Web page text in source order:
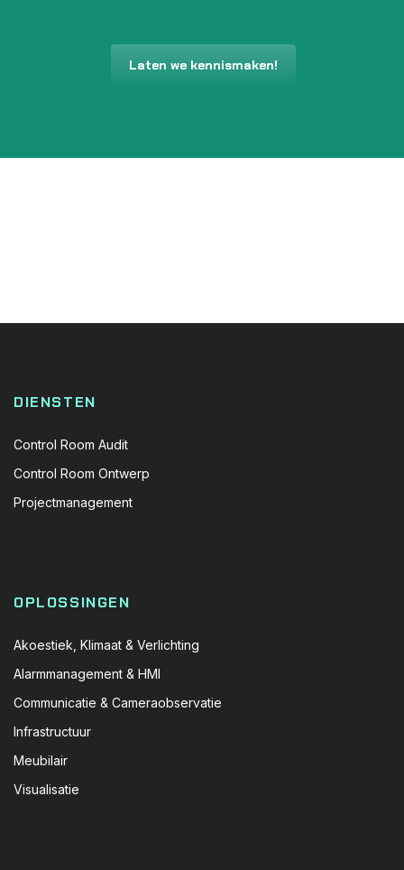
Laten we kennismaken!
DIENSTEN
Control Room Audit
Control Room Ontwerp
Projectmanagement
OPLOSSINGEN
Akoestiek, Klimaat & Verlichting
Alarmmanagement & HMI
Communicatie & Cameraobservatie
Infrastructuur
Meubilair
Visualisatie